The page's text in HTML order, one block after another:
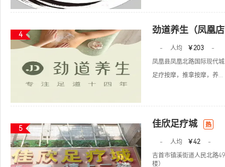
4 劲道养生（凤凰
- 人均 ￥203
-
凤凰县凤凰北路国际现代
足疗按摩，推拿按摩，养...
5 佳欣足疗城 热
- 人均 ￥42
-
吉首市镇溪街道人民北路
楼）